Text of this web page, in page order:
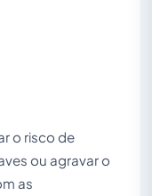
o risco de
ou agravar o
as